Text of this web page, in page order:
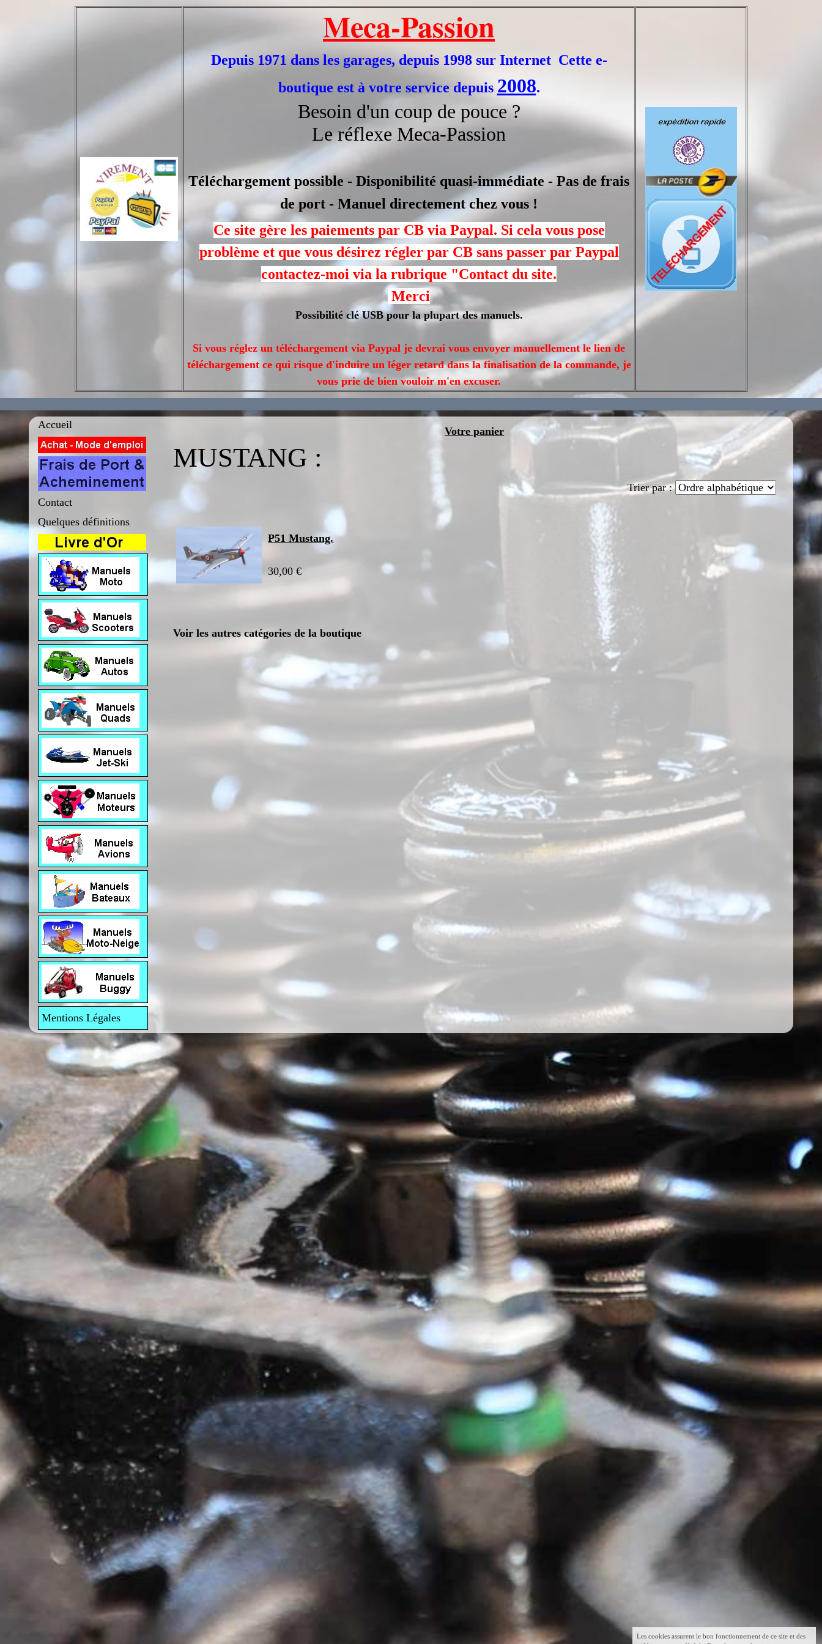
Meca-Passion
Depuis 1971 dans les garages, depuis 1998 sur Internet Cette e-
boutique est à votre service depuis 2008.
Besoin d'un coup de pouce ?
Le réflexe Meca-Passion
Téléchargement possible - Disponibilité quasi-immédiate - Pas de frais
de port - Manuel directement chez vous !
Ce site gère les paiements par CB via Paypal. Si cela vous pose
problème et que vous désirez régler par CB sans passer par Paypal
contactez-moi via la rubrique "Contact du site.
Merci
Possibilité clé USB pour la plupart des manuels.
Si vous réglez un téléchargement via Paypal je devrai vous envoyer manuellement le lien de
téléchargement ce qui risque d'induire un léger retard dans la finalisation de la commande, je
vous prie de bien vouloir m'en excuser.
Accueil
Contact
Quelques définitions
Mentions Légales
Votre panier
MUSTANG :
Trier par :
P51 Mustang.
30,00 €
Voir les autres catégories de la boutique
Les cookies assurent le bon fonctionnement de ce site et des